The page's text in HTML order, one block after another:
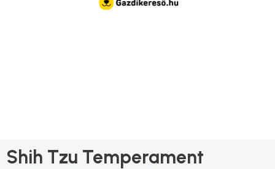
Shih Tzu Temperament